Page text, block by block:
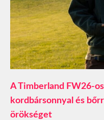
A Timberland FW26-
kordbársonnyal és
örökséget